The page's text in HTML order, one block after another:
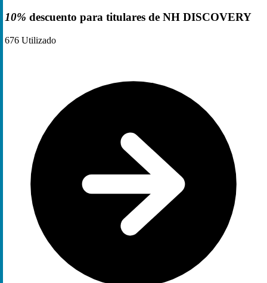
10% descuento para titulares de NH DISCOVERY
676 Utilizado